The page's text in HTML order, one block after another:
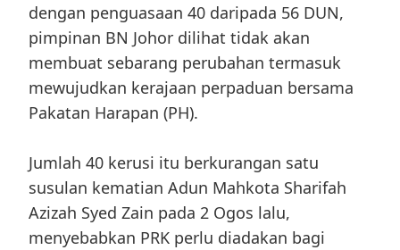
dengan penguasaan 40 daripada 56 DUN,
pimpinan BN Johor dilihat tidak akan
membuat sebarang perubahan termasuk
mewujudkan kerajaan perpaduan bersama
Pakatan Harapan (PH).
Jumlah 40 kerusi itu berkurangan satu
susulan kematian Adun Mahkota Sharifah
Azizah Syed Zain pada 2 Ogos lalu,
menyebabkan PRK perlu diadakan bagi